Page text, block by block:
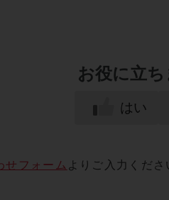
お役に立
はい
せフォーム よりご入力くださ